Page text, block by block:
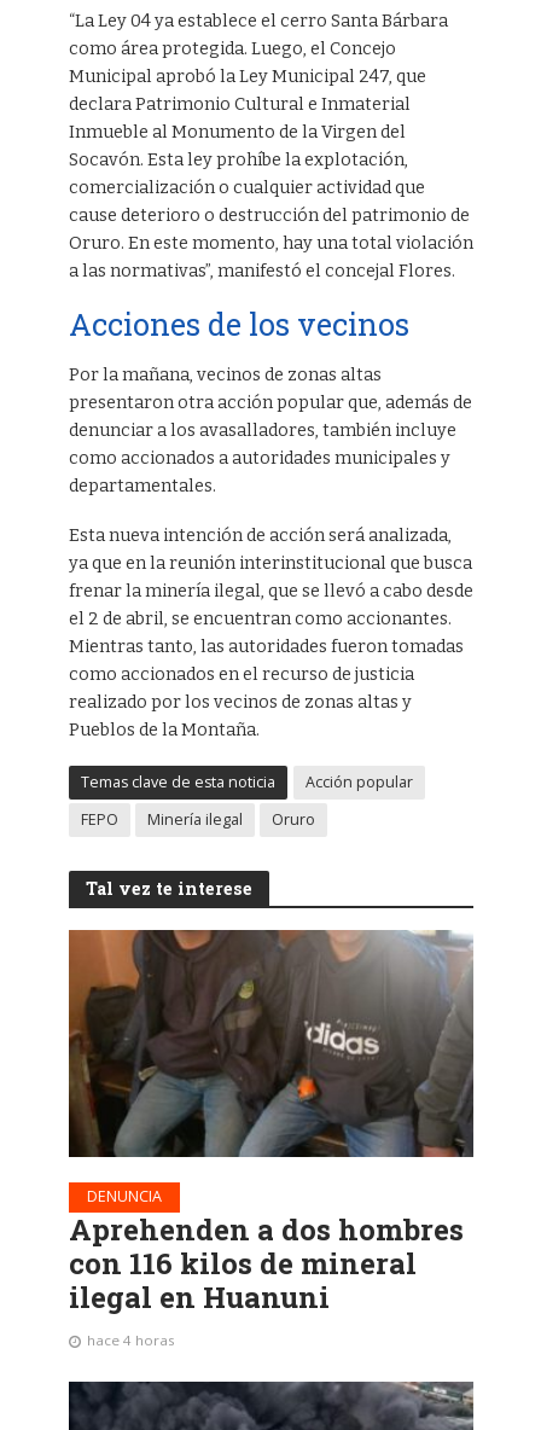
“La Ley 04 ya establece el cerro Santa Bárbara
como área protegida. Luego, el Concejo
Municipal aprobó la Ley Municipal 247, que
declara Patrimonio Cultural e Inmaterial
Inmueble al Monumento de la Virgen del
Socavón. Esta ley prohíbe la explotación,
comercialización o cualquier actividad que
cause deterioro o destrucción del patrimonio de
Oruro. En este momento, hay una total violación
a las normativas”, manifestó el concejal Flores.
Acciones de los vecinos
Por la mañana, vecinos de zonas altas
presentaron otra acción popular que, además de
denunciar a los avasalladores, también incluye
como accionados a autoridades municipales y
departamentales.
Esta nueva intención de acción será analizada,
ya que en la reunión interinstitucional que busca
frenar la minería ilegal, que se llevó a cabo desde
el 2 de abril, se encuentran como accionantes.
Mientras tanto, las autoridades fueron tomadas
como accionados en el recurso de justicia
realizado por los vecinos de zonas altas y
Pueblos de la Montaña.
Temas clave de esta noticia
Acción popular
FEPO
Minería ilegal Oruro
Tal vez te interese
DENUNCIA
Aprehenden a dos hombres
con 116 kilos de mineral
ilegal en Huanuni
hace 4 horas